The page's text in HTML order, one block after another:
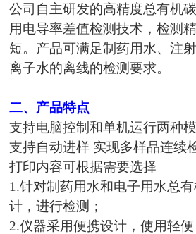
公司自主研发的高精度总有机
用电导率差值检测技术，检测
短。产品可满足制药用水、注
离子水的离线的检测要求。
二、 产品特点
支持电脑控制和单机运行两种
支持自动进样 实现多样品连续
打印内容可根据需要选择
1.针对制药用水和电子用水总
计，进行检测；
2.仪器采用便携设计，使用轻